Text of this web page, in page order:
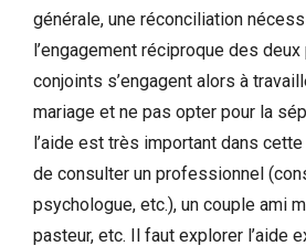
générale, une réconciliation
l’engagement réciproque des
conjoints s’engagent alors à
mariage et ne pas opter pour la
l’aide est très important dans
de consulter un professionnel
psychologue, etc.), un couple ami
pasteur, etc. Il faut explorer l’aide